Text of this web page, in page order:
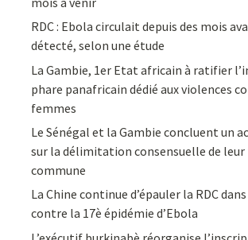
RDC : Ebola circulait depuis des mois
détecté, selon une étude
La Gambie, 1er Etat africain à ratifier
phare panafricain dédié aux violences
femmes
Le Sénégal et la Gambie concluent un
sur la délimitation consensuelle de
commune
La Chine continue d’épauler la RDC
contre la 17è épidémie d’Ebola